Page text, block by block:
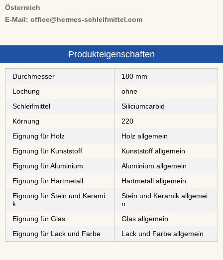
Österreich
E-Mail: office@hermes-schleifmittel.com
Produkteigenschaften
Durchmesser
180 mm
Lochung
ohne
Schleifmittel
⁠⁠⁠⁠⁠⁠⁠⁠Siliciumcarbid
Körnung
220
Eignung für Holz
Holz allgemein
Eignung für Kunststoff
Kunststoff allgemein
Eignung für Aluminium
Aluminium allgemein
Eignung für Hartmetall
Hartmetall allgemein
Eignung für Stein und Kerami
k
Stein und Keramik allgemei
n
Eignung für Glas
Glas allgemein
Eignung für Lack und Farbe
Lack und Farbe allgemein